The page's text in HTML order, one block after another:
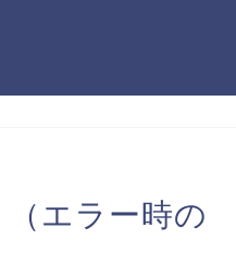
エラー時の